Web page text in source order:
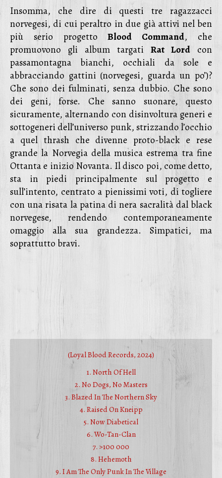
Insomma, che dire di questi tre ragazzacci
norvegesi, di cui peraltro in due già attivi nel ben
più serio progettoBlood Command, che
promuovono gli album targati Rat Lord con
passamontagna bianchi, occhiali da sole e
abbracciando gattini (norvegesi, guarda un po’)?
Che sono dei fulminati, senza dubbio. Che sono
dei geni, forse. Che sanno suonare, questo
sicuramente, alternando con disinvoltura generi e
sottogeneri dell’universo punk, strizzando l’occhio
a quel thrash che divenne proto-black e rese
grande la Norvegia della musica estrema tra fine
Ottanta e inizio Novanta. Il disco poi, come detto,
sta in piedi principalmente sul progetto e
sull’intento, centrato a pienissimi voti, di togliere
con una risata la patina di nera sacralità dal black
norvegese, rendendo contemporaneamente
omaggio alla sua grandezza. Simpatici, ma
soprattutto bravi.
(Loyal Blood Records, 2024)
1. North Of Hell
2. No Dogs, No Masters
3. Blazed In The Northern Sky
4. Raised On Kneipp
5. Now Diabetical
6. Wo-Tan-Clan
7. >100 000
8. Hehemoth
9. I Am The Only Punk In The Village